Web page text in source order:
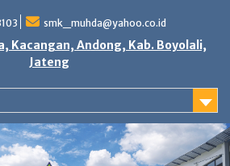
smk_muhda@yahoo.co.id
Kacangan, Andong, Kab. Boyolali,
Jateng